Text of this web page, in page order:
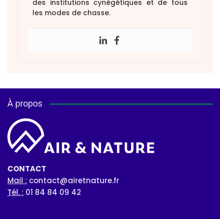
des institutions cynégétiques et de tous
les modes de chasse.
À propos
CONTACT
Mail : contact@airetnature.fr
Tél. : 01 84 84 09 42